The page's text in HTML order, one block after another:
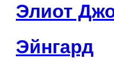
Элиот
Эйнгард